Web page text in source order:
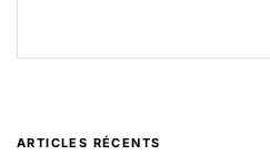
ARTICLES RÉCENTS